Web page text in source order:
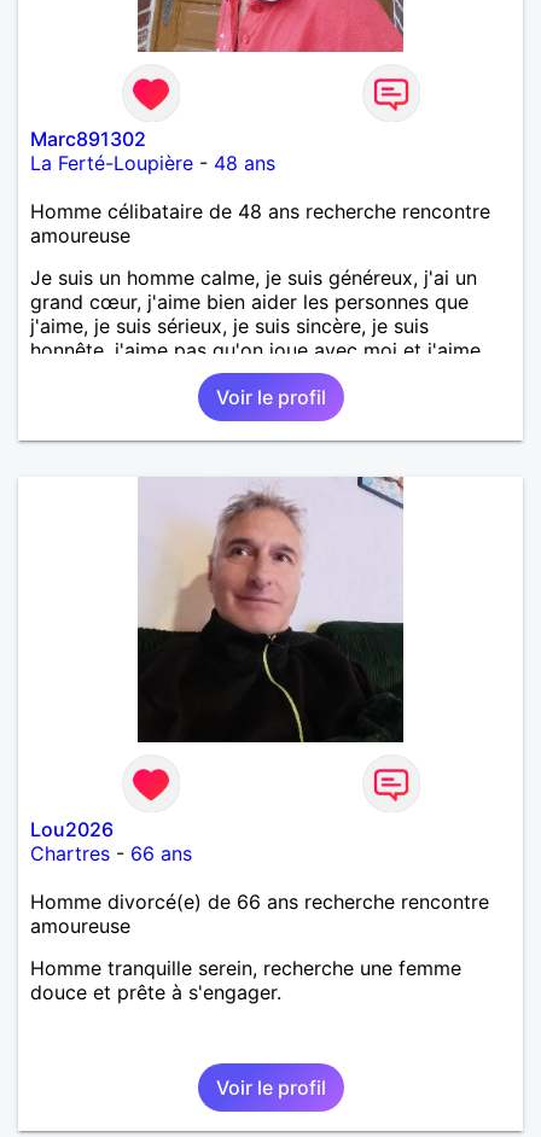
Marc891302
La Ferté-Loupière - 48 ans
Homme célibataire de 48 ans recherche rencontre
amoureuse
Je suis un homme calme, je suis généreux, j'ai un
grand cœur, j'aime bien aider les personnes que
j'aime, je suis sérieux, je suis sincère, je suis
honnête, j'aime pas qu'on joue avec moi et j'aime
pas les mensonges. Je cherche une relation
amoureuse et sérieuse.Voir le profil
Lou2026
Chartres - 66 ans
Homme divorcé(e) de 66 ans recherche rencontre
amoureuse
Homme tranquille serein, recherche une femme
douce et prête à s'engager.
Voir le profil